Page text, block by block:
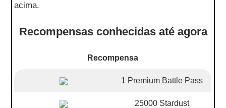
acima.
Recompensas conhecidas até agora
Recompensa
1 Premium Battle Pass
25000 Stardust